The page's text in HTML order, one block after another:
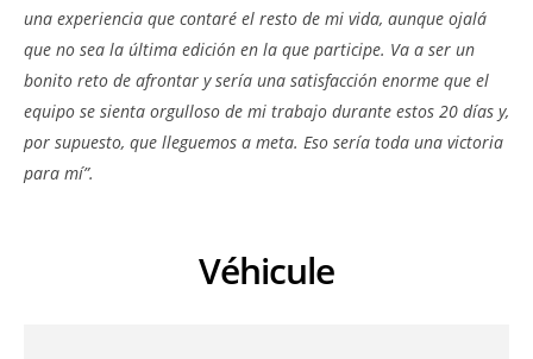
una experiencia que contaré el resto de mi vida, aunque ojalá
que no sea la última edición en la que participe. Va a ser un
bonito reto de afrontar y sería una satisfacción enorme que el
equipo se sienta orgulloso de mi trabajo durante estos 20 días y,
por supuesto, que lleguemos a meta. Eso sería toda una victoria
para mí”.
Véhicule